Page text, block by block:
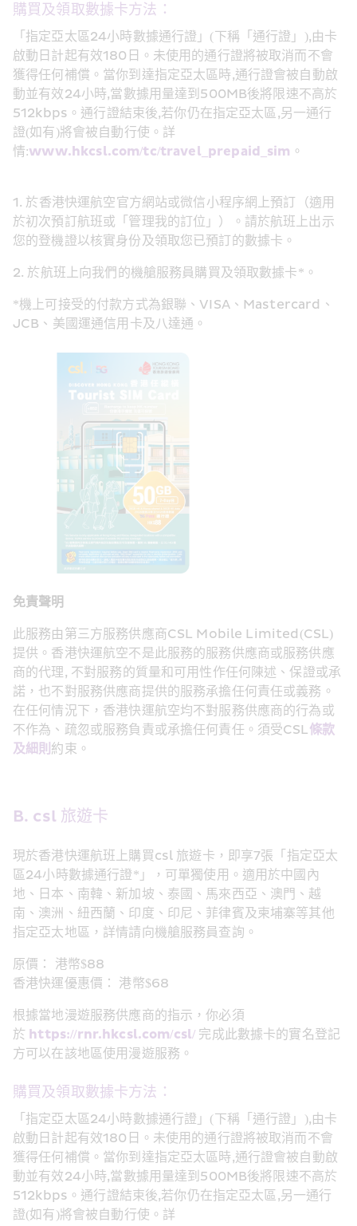
購買及領取數據卡方法：
「指定亞太區24小時數據通行證」(下稱「通行證」),由卡
啟動日計起有效180日。未使用的通行證將被取消而不會
獲得任何補償。當你到達指定亞太區時,通行證會被自動啟
動並有效24小時,當數據用量達到500MB後將限速不高於
512kbps。通行證結束後,若你仍在指定亞太區,另一通行
證(如有)將會被自動行使。詳
情:www.hkcsl.com/tc/travel_prepaid_sim 。
1. 於香港快運航空官方網站或微信小程序網上預訂（適用
於初次預訂航班或「管理我的訂位」）。請於航班上出示
您的登機證以核實身份及領取您已預訂的數據卡。
2. 於航班上向我們的機艙服務員購買及領取數據卡*。
*機上可接受的付款方式為銀聯、VISA、Mastercard、
JCB、美國運通信用卡及八達通。
免責聲明
此服務由第三方服務供應商CSL Mobile Limited(CSL)
提供。香港快運航空不是此服務的服務供應商或服務供應
商的代理, 不對服務的質量和可用性作任何陳述、保證或承
諾，也不對服務供應商提供的服務承擔任何責任或義務。
在任何情況下，香港快運航空均不對服務供應商的行為或
不作為、疏忽或服務負責或承擔任何責任。須受CSL條款
及細則 約束。
B. csl 旅遊卡
現於香港快運航班上購買csl 旅遊卡，即享7張「指定亞太
區24小時數據通行證*」，可單獨使用。適用於中國內
地、日本、南韓、新加坡、泰國、馬來西亞、澳門、越
南、澳洲、紐西蘭、印度、印尼、菲律賓及柬埔寨等其他
指定亞太地區，詳情請向機艙服務員查詢。
原價： 港幣$88
香港快運優惠價： 港幣$68
根據當地漫遊服務供應商的指示，你必須
於 https://rnr.hkcsl.com/csl/ 完成此數據卡的實名登記
方可以在該地區使用漫遊服務。
購買及領取數據卡方法：
「指定亞太區24小時數據通行證」(下稱「通行證」),由卡
啟動日計起有效180日。未使用的通行證將被取消而不會
獲得任何補償。當你到達指定亞太區時,通行證會被自動啟
動並有效24小時,當數據用量達到500MB後將限速不高於
512kbps。通行證結束後,若你仍在指定亞太區,另一通行
證(如有)將會被自動行使。詳